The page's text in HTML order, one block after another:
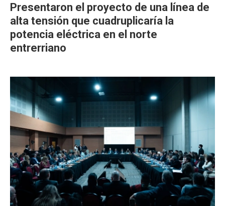
Presentaron el proyecto de una línea de
alta tensión que cuadruplicaría la
potencia eléctrica en el norte
entrerriano